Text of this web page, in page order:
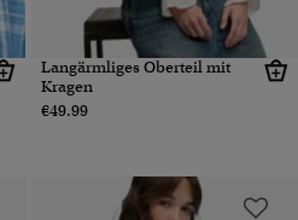
Langärmliges Oberteil mit
Kragen
€49.99